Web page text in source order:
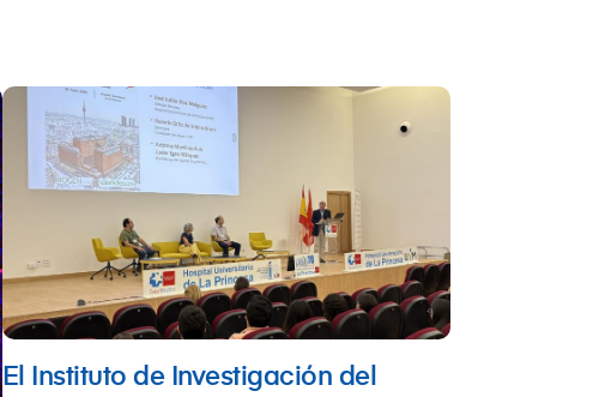
El Instituto de Investigación del